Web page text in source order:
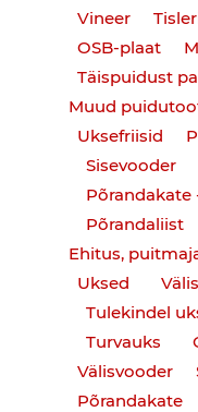
Vineer
OSB-plaat
Täispuidust
Muud
Uksefriisid
Sisevooder
Põrandakate
Põrandaliist
Ehitus,
Uksed
Tulekindel
Turvauks
Välisvooder
Põrandakate